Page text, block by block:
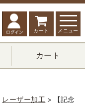
カート メニュー
カート
レーザー加工 > 【記念